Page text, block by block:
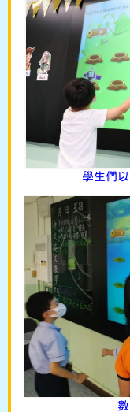
學生們